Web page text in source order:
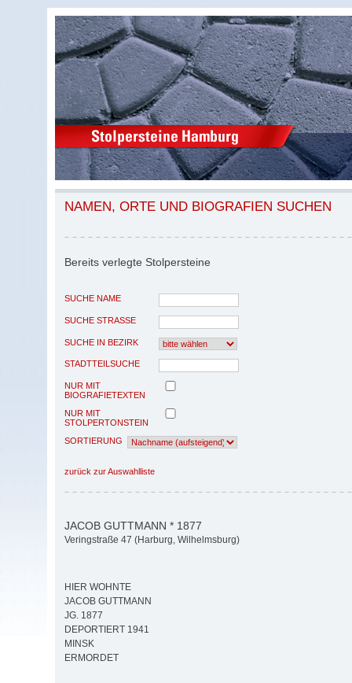
NAMEN, ORTE UND BIOGRAFIEN SUCHEN
Bereits verlegte Stolpersteine
SUCHE NAME
SUCHE STRASSE
SUCHE IN BEZIRK
STADTTEILSUCHE
NUR MIT
BIOGRAFIETEXTEN
NUR MIT
STOLPERTONSTEIN
SORTIERUNG
zurück zur Auswahlliste
JACOB GUTTMANN * 1877
Veringstraße 47 (Harburg, Wilhelmsburg)
HIER WOHNTE
JACOB GUTTMANN
JG. 1877
DEPORTIERT 1941
MINSK
ERMORDET